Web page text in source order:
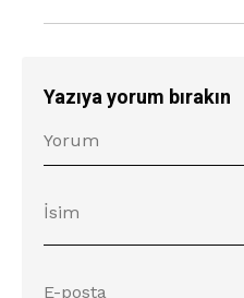
Yazıya yorum bırakın